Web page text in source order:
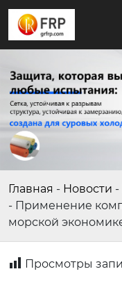
Главная - Новости -
- Применение
морской
Просмотры